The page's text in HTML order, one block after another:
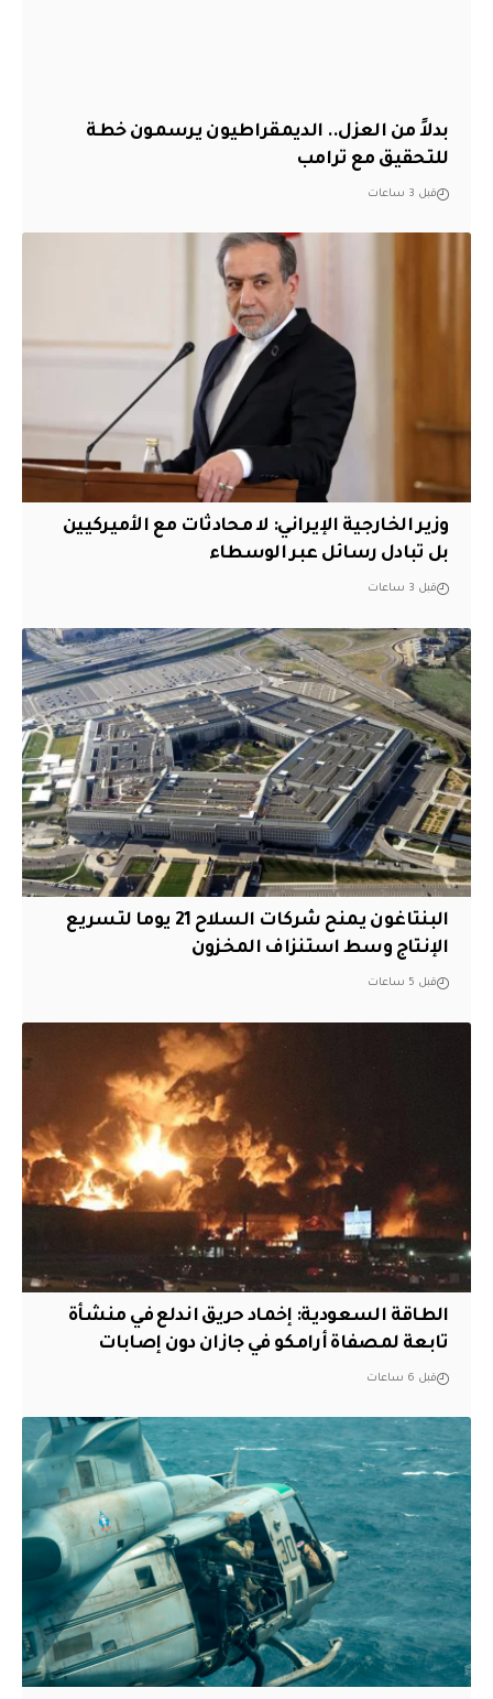
بدلاً من العزل.. الديمقراطيون يرسمون خطة
للتحقيق مع ترامب
قبل 3 ساعات
‏وزير الخارجية الإيراني: لا محادثات مع الأميركيين
بل تبادل رسائل عبر الوسطاء
قبل 3 ساعات
البنتاغون يمنح شركات السلاح 21 يوما لتسريع
الإنتاج وسط استنزاف المخزون
قبل 5 ساعات
‏الطاقة السعودية: إخماد حريق اندلع في منشأة
تابعة لمصفاة أرامكو في جازان دون إصابات
قبل 6 ساعات